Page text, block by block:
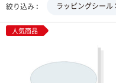
絞り込み ラッピングシール
人気商品